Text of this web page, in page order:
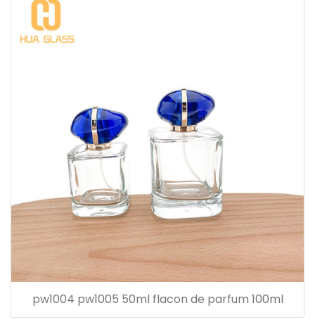
pw1004 pw1005 50ml flacon de parfum 100ml